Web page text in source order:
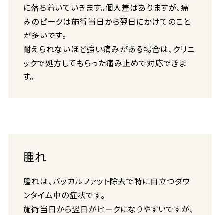
に落ち着いていきます。個人差はありますが、痛
みのピークは施術当日から翌日にかけてのこと
が多いです。
耐えられないほど強い痛みがある場合は、クリニ
ックで処方してもらった痛み止めで対応できま
す。
腫れ
腫れは、バッカルファット除去で特に目立つダウ
ンタイム中の症状です。
施術当日から翌日がピークになりやすいですが、